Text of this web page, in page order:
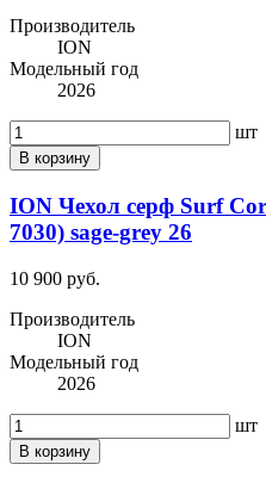
Производитель
ION
Модельный год
2026
шт
В корзину
ION Чехол серф Surf
7030) sage-grey 26
10 900 руб.
Производитель
ION
Модельный год
2026
шт
В корзину